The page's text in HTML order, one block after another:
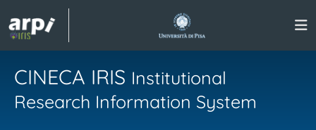
CINECA IRIS Institutional
Research Information System